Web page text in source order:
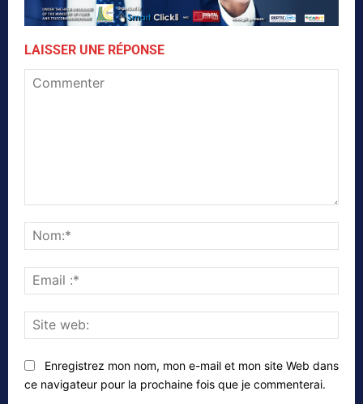
LAISSER UNE RÉPONSE
:*
web:
Enregistrez mon nom, mon e-mail et mon site Web dans
ce navigateur pour la prochaine fois que je commenterai.